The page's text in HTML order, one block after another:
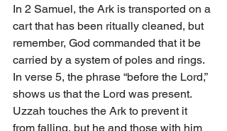
In 2 Samuel, the Ark is transported on a
cart that has been ritually cleaned, but
remember, God commanded that it be
carried by a system of poles and rings.
In verse 5, the phrase “before the Lord,”
shows us that the Lord was present.
Uzzah touches the Ark to prevent it
from falling, but he and those with him